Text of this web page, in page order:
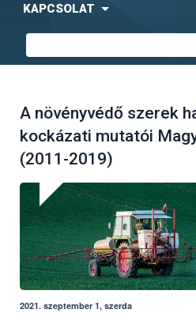
KAPCSOLAT
A növényvédő szerek
kockázati mutatói
(2011-2019)
2021. szeptember 1, szerda